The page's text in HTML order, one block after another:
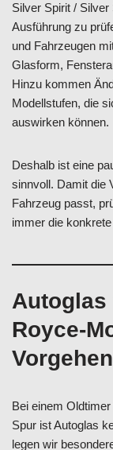
Silver Spirit /
Ausführung zu
und Fahrzeugen
Glasform,
Hinzu kommen
Modellstufen, die
auswirken können.
Deshalb ist eine
sinnvoll. Damit die
Fahrzeug passt,
immer die
Royce-
Bei einem
Spur ist Autoglas
legen wir